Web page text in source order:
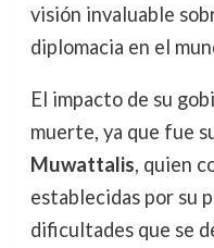
visión invaluable
diplomacia en el
El impacto de su
muerte, ya que fue
Muwattalis, quien
establecidas por su
dificultades que se